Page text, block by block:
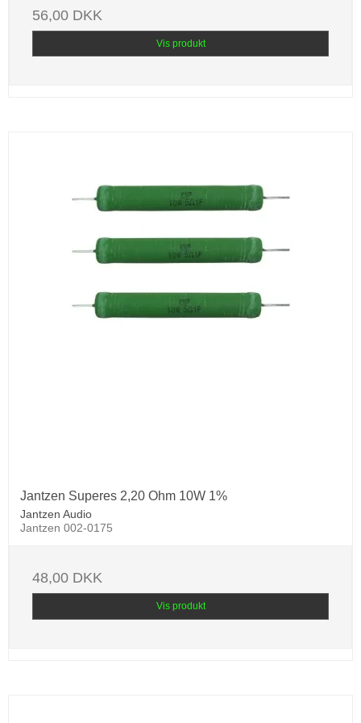
56,00 DKK
Vis produkt
Jantzen Superes 2,20 Ohm 10W 1%
Jantzen Audio
Jantzen 002-0175
48,00 DKK
Vis produkt